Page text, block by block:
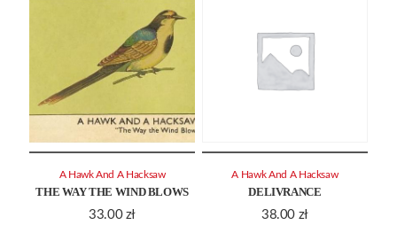
THE WAY THE WIND BLOWS
33.00 zł
A Hawk And A Hacksaw
DELIVRANCE
38.00 zł
A Hawk And A Hacksaw